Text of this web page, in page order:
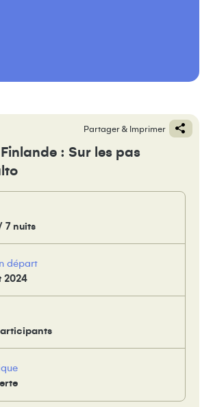
Partager & Imprimer
: Sur les pas
7 nuits
départ
2024